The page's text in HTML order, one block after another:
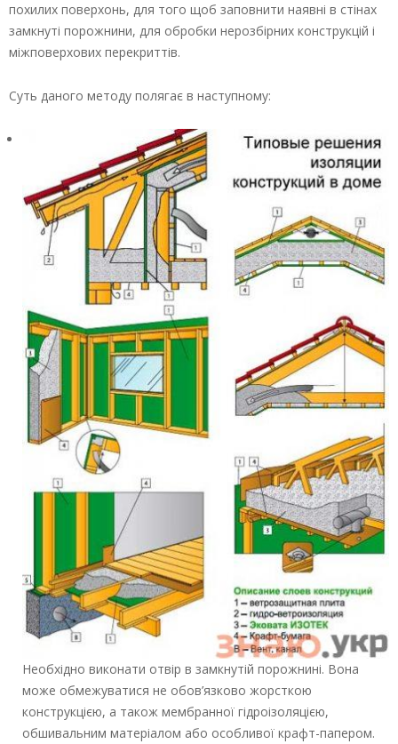
похилих поверхонь, для того щоб заповнити наявні в стінах
замкнуті порожнини, для обробки нерозбірних конструкцій і
міжповерхових перекриттів.
Суть даного методу полягає в наступному:
Необхідно виконати отвір в замкнутій порожнині. Вона
може обмежуватися не обов’язково жорсткою
конструкцією, а також мембранної гідроізоляцією,
обшивальним матеріалом або особливої крафт-папером.